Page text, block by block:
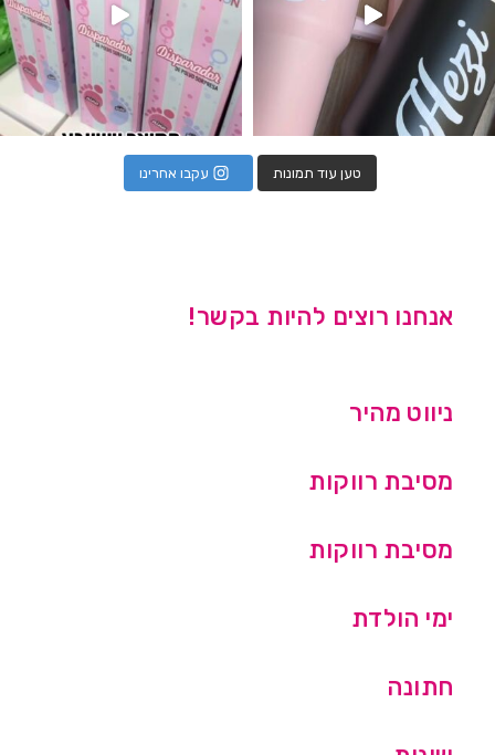
טען עוד תמונות עקבו אחרינו
אנחנו רוצים להיות בקשר!
ניווט מהיר
מסיבת רווקות
מסיבת רווקות
ימי הולדת
חתונה